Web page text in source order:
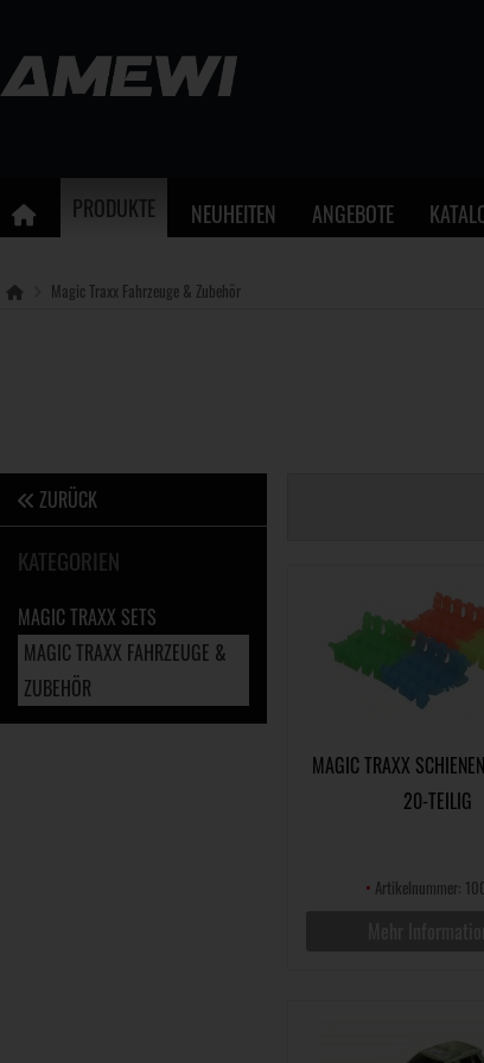
PRODUKTE NEUHEITEN ANGEBOTE
Magic Traxx Fahrzeuge & Zubehör
ZURÜCK
KATEGORIEN
MAGIC TRAXX SETS
MAGIC TRAXX FAHRZEUGE &
ZUBEHÖR
MAGIC TRAXX
20-TEILIG
• Artikelnummer: